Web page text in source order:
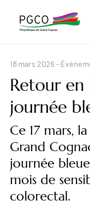
18 mars 2026-
Retour en
journée
Ce 17 mars,
Grand
journée
mois de
colorectal.